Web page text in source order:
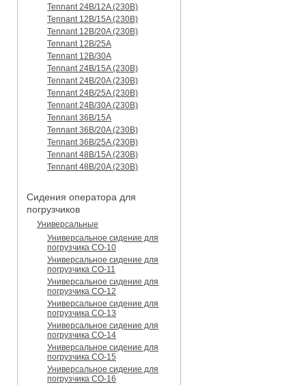
Tennant 24B/12A (230B)
Tennant 12B/15A (230B)
Tennant 12B/20A (230B)
Tennant 12B/25A
Tennant 12B/30A
Tennant 24B/15A (230B)
Tennant 24B/20A (230B)
Tennant 24B/25A (230B)
Tennant 24B/30A (230B)
Tennant 36B/15A
Tennant 36B/20A (230B)
Tennant 36B/25A (230B)
Tennant 48B/15A (230B)
Tennant 48B/20A (230B)
Сидения оператора для
погрузчиков
Универсальные
Универсальное сидение для
погрузчика CO-10
Универсальное сидение для
погрузчика CO-11
Универсальное сидение для
погрузчика CO-12
Универсальное сидение для
погрузчика CO-13
Универсальное сидение для
погрузчика CO-14
Универсальное сидение для
погрузчика CO-15
Универсальное сидение для
погрузчика CO-16